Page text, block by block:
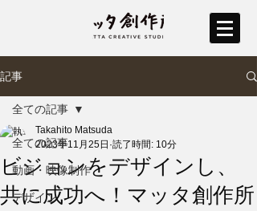
記事
全ての記事
動画・映像制作
デザイン
全ての記事
ビジョンをデザインし、
共に成功へ！マッタ創作所
Takahito Matsuda
2023年11月25日 読了時間: 10分